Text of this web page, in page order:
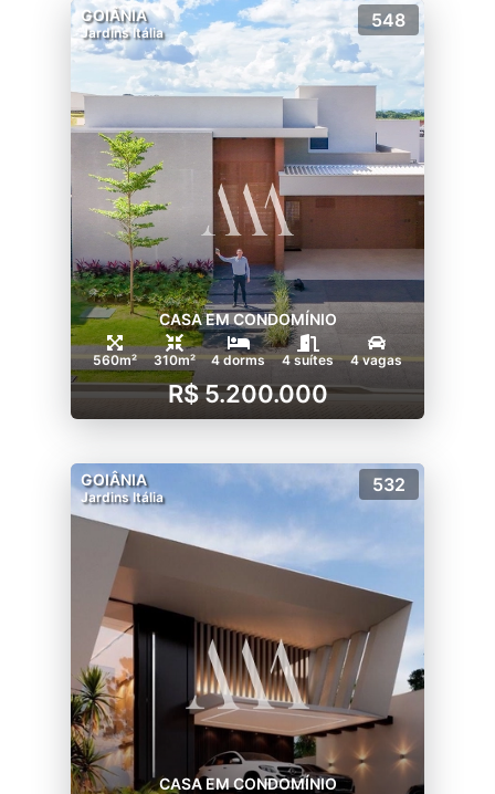
GOIÂNIA
Jardins Itália
548
CASA EM CONDOMÍNIO
560m² 310m² 4 dorms 4 suítes 4 vagas
R$ 5.200.000
GOIÂNIA
Jardins Itália
532
CASA EM CONDOMÍNIO